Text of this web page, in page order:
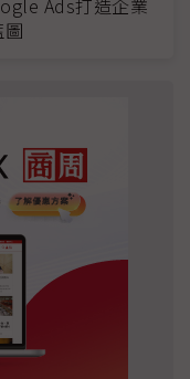
Ads打造企業